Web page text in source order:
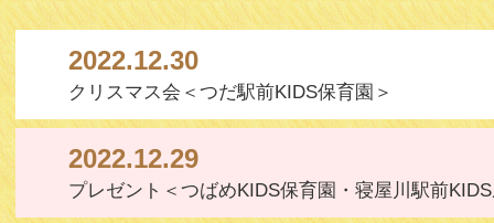
2022.12.30
クリスマス会＜つだ駅前KIDS保育園＞
2022.12.29
プレゼント＜つばめKIDS保育園・寝屋川駅前